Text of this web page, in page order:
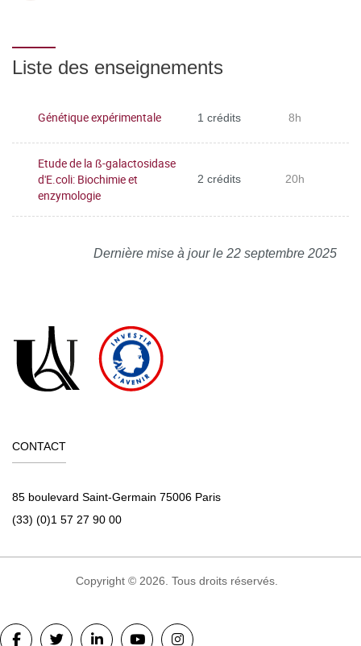
Liste des enseignements
Génétique expérimentale 1 crédits 8h
Etude de la ß-galactosidase
d'E.coli: Biochimie et
enzymologie
2 crédits 20h
Dernière mise à jour le 22 septembre 2025
CONTACT
85 boulevard Saint-Germain 75006 Paris
(33) (0)1 57 27 90 00
Copyright © 2026. Tous droits réservés.